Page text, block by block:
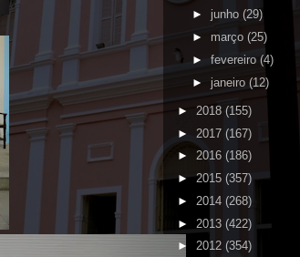
► junho (29)
► março (25)
► fevereiro (4)
► janeiro (12)
► 2018 (155)
► 2017 (167)
► 2016 (186)
►2015 (357)
► 2014 (268)
► 2013 (422)
► 2012 (354)